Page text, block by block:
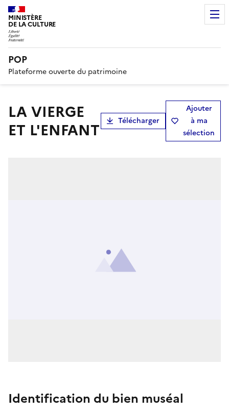
MINISTÈRE
DE LA CULTURE
POP
Plateforme ouverte du patrimoine
LA VIERGE
ET L'ENFANT
Télécharger
Ajouter
à ma
sélection
Identification du bien muséal